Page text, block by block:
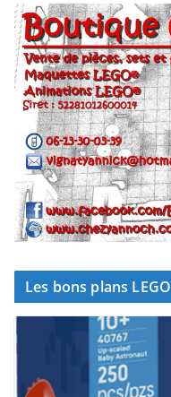
Les bons plans LEGO